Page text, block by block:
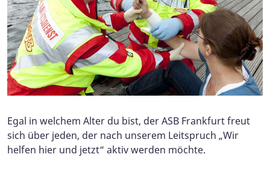
Egal in welchem Alter du bist, der ASB Frankfurt freut
sich über jeden, der nach unserem Leitspruch „Wir
helfen hier und jetzt“ aktiv werden möchte.